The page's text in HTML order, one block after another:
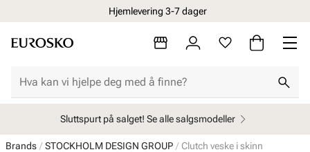
Hjemlevering 3-7 dager
Sluttspurt på salget! Se alle salgsmodeller
Brands STOCKHOLM DESIGN GROUP Clutch veske i skinn